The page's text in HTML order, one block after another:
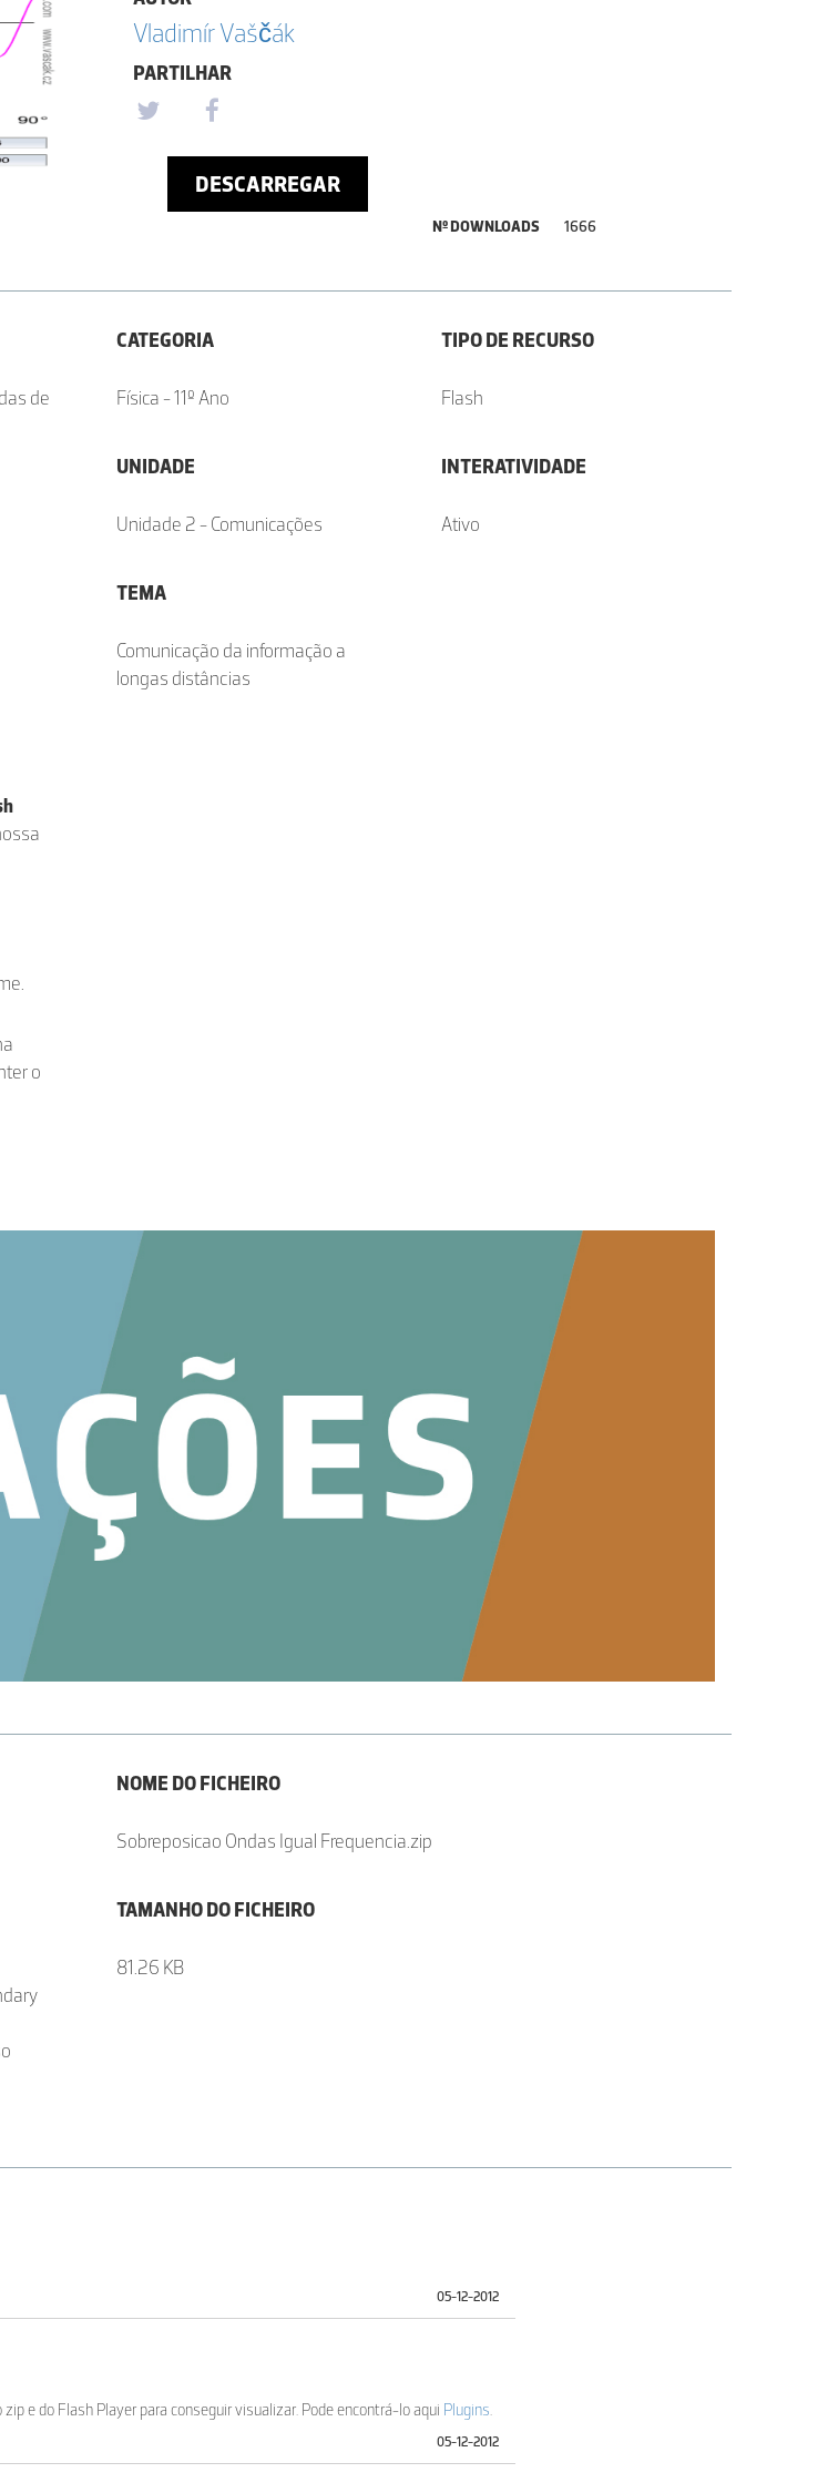
Vladimír Vaščák
PARTILHAR
DESCARREGAR
Nº DOWNLOADS 1666
de
o
CATEGORIA
Física - 11º Ano
UNIDADE
Unidade 2 - Comunicações
TEMA
Comunicação da informação a
longas distâncias
TIPO DE RECURSO
Flash
INTERATIVIDADE
Ativo
NOME DO FICHEIRO
Sobreposicao Ondas Igual Frequencia.zip
TAMANHO DO FICHEIRO
81.26 KB
05-12-2012
e do Flash Player para conseguir visualizar. Pode encontrá-lo aqui Plugins.
05-12-2012